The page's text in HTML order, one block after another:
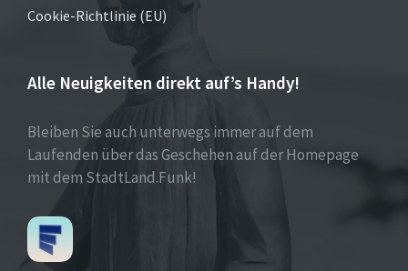
Cookie-Richtlinie (EU)
Alle Neuigkeiten direkt auf’s Handy!
Bleiben Sie auch unterwegs immer auf dem
Laufenden über das Geschehen auf der Homepage
mit dem StadtLand.Funk!